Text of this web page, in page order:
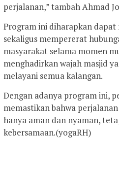
perjalanan,” tambah Ahmad
Program ini diharapkan
sekaligus mempererat
masyarakat selama momen
menghadirkan wajah masjid
melayani semua kalangan.
Dengan adanya program ini,
memastikan bahwa
hanya aman dan nyaman,
kebersamaan.(yogaRH)